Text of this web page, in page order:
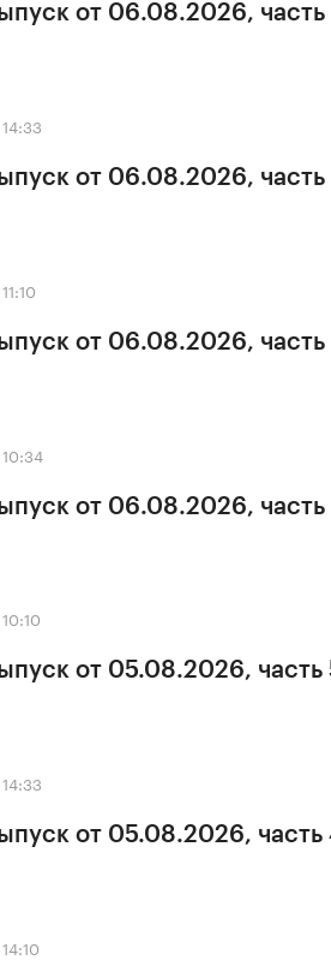
от 06.08.2026, часть
от 06.08.2026, часть
от 06.08.2026, часть
от 06.08.2026, часть
от 05.08.2026, часть
от 05.08.2026, часть